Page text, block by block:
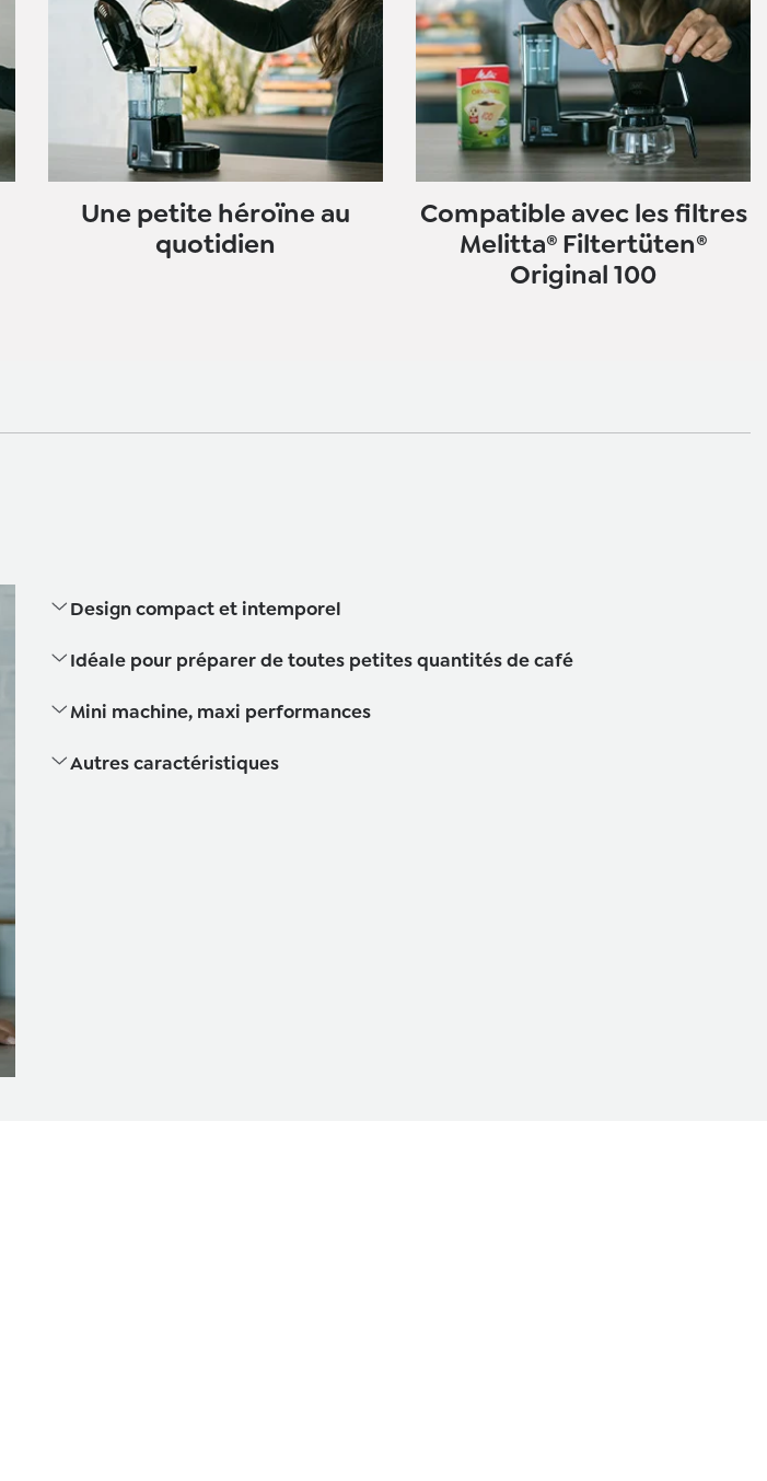
Une petite héroïne au
quotidien
Compatible avec les filtres
Melitta® Filtertüten®
Original 100
Design compact et intemporel
Idéale pour préparer de toutes petites quantités de café
Mini machine, maxi performances
Autres caractéristiques